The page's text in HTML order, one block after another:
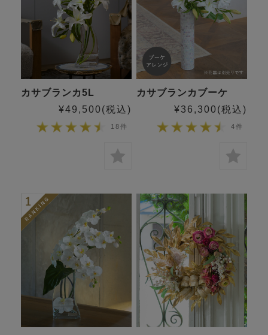
カサブランカ5L
¥49,500(税込)
18件
カサブランカブーケ
¥36,300(税込)
4件